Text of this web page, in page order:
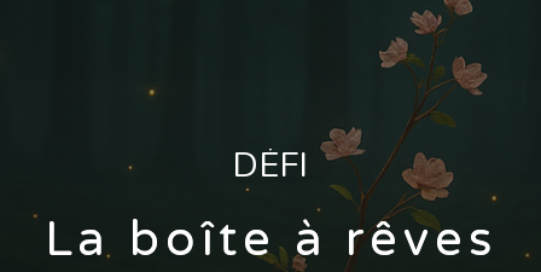
DÉFI
La boîte à rêves